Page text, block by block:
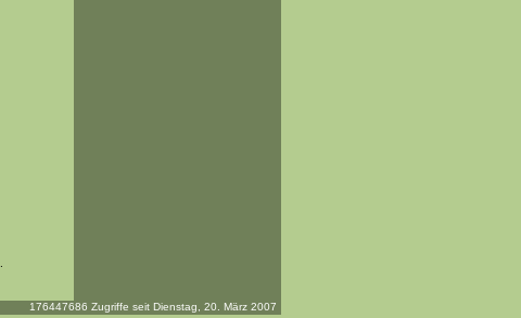
176447686 Zugriffe seit Dienstag, 20. März 2007